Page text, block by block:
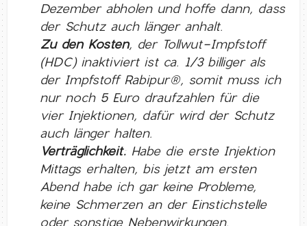
Dezember abholen und hoffe dann, dass
der Schutz auch länger anhalt.
Zu den Kosten, der Tollwut-Impfstoff
(HDC) inaktiviert ist ca. 1/3 billiger als
der Impfstoff Rabipur®, somit muss ich
nur noch 5 Euro draufzahlen für die
vier Injektionen, dafür wird der Schutz
auch länger halten.
Verträglichkeit:Habe die erste Injektion
Mittags erhalten, bis jetzt am ersten
Abend habe ich gar keine Probleme,
keine Schmerzen an der Einstichstelle
oder sonstige Nebenwirkungen.